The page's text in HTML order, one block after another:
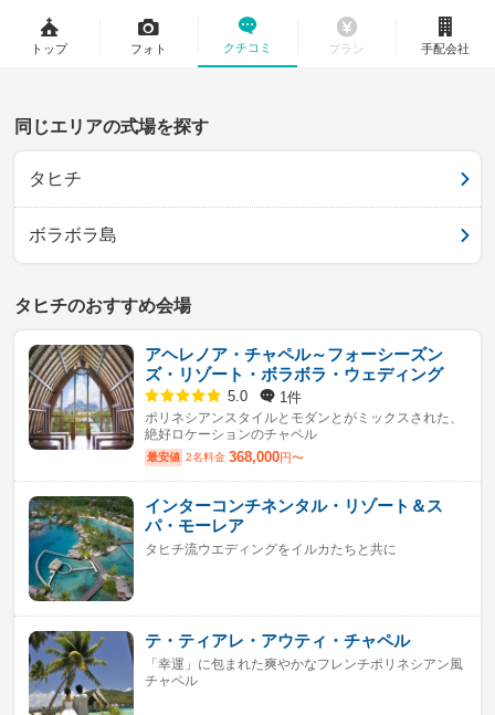
トップ フォト クチコミ プラン 手配会社
同じエリアの式場を探す
タヒチ
ボラボラ島
タヒチのおすすめ会場
アヘレノア・チャペル～フォーシーズン
ズ・リゾート・ボラボラ・ウェディング
5.0 1件
ポリネシアンスタイルとモダンとがミックスされた、
絶好ロケーションのチャペル
最安値 2名料金 368,000円〜
インターコンチネンタル・リゾート＆ス
パ・モーレア
タヒチ流ウエディングをイルカたちと共に
テ・ティアレ・アウティ・チャペル
「幸運」に包まれた爽やかなフレンチポリネシアン風
チャペル